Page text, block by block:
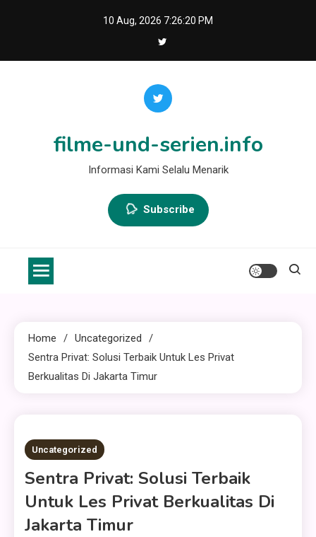
10 Aug, 2026 7:26:20 PM
filme-und-serien.info
Informasi Kami Selalu Menarik
Subscribe
Home
Uncategorized
Sentra Privat: Solusi Terbaik Untuk Les Privat
Berkualitas Di Jakarta Timur
2 MINS READ
Uncategorized
Sentra Privat: Solusi Terbaik
Untuk Les Privat Berkualitas Di
Jakarta Timur